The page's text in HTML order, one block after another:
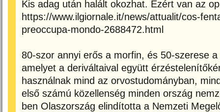
Kis adag után halált okozhat. Ezért van az
https://www.ilgiornale.it/news/attualit/cos-
preoccupa-mondo-2688472.html
80-szor annyi erős a morfin, és 50-szerese
amelyet a deriváltaival együtt
használnak mind az orvostudományban,
első számú közellenség minden ország
ben Olaszország elindította a Nemzeti